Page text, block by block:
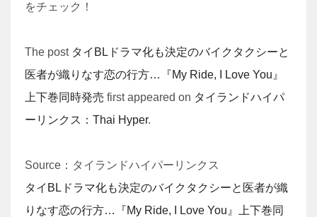
をチェック！
The post タイBLドラマ化も決定のバイクタクシーと
医者が織りなす恋の行方…『My Ride, I Love You』
上下巻同時発売 first appeared on タイランドハイパ
ーリンクス：Thai Hyper.
Source：タイランドハイパーリンクス
タイBLドラマ化も決定のバイクタクシーと医者が織
りなす恋の行方…『My Ride, I Love You』上下巻同